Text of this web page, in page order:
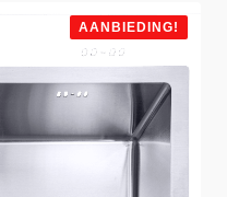
AANBIEDING!